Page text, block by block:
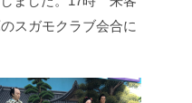
スガモクラブ会合に